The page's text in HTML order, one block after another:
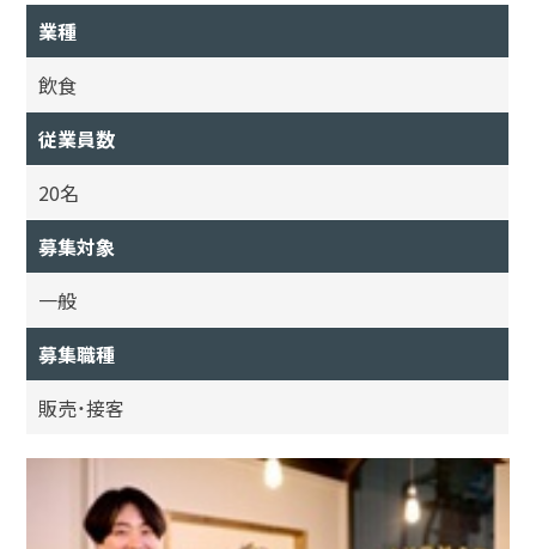
業種
飲食
従業員数
20名
募集対象
一般
募集職種
販売・接客